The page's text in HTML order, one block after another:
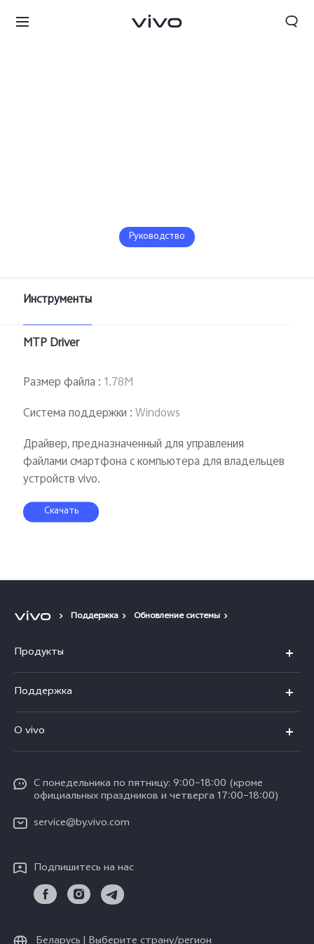
Руководство
Инструменты
MTP Driver
Размер файла : 1.78M
Система поддержки :Windows
Драйвер, предназначенный для управления
файлами смартфона с компьютера для владельцев
устройств vivo.
Скачать
Поддержка Обновление системы
Продукты
V30 5G
V30 Lite
Y17s
Y18
Все модели
Поддержка
Сервисный центр
Funtouch OS
IMEI аутентификация
Обновление системы
Инструкции по гарантии vivo
O vivo
Карьера в vivo
Юридическая информация
Центр конфиденциальности vivo
Стабильность
С понедельника по пятницу: 9:00–18:00 (кроме
официальных праздников и четверга 17:00–18:00)
service@by.vivo.com
Подпишитесь на нас